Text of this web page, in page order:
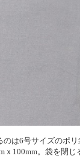
は6号サイズのポリ
ｘ100mm。袋を閉じ